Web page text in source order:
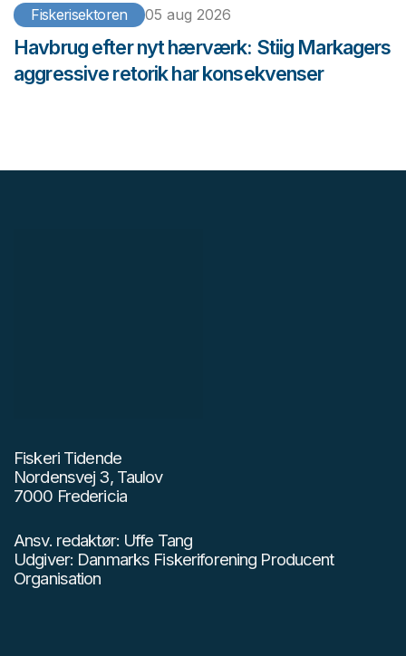
Fiskerisektoren 05 aug 2026
Havbrug efter nyt hærværk: Stiig Markagers
aggressive retorik har konsekvenser
Fiskeri Tidende
Nordensvej 3, Taulov
7000 Fredericia
Ansv. redaktør: Uffe Tang
Udgiver: Danmarks Fiskeriforening Producent
Organisation